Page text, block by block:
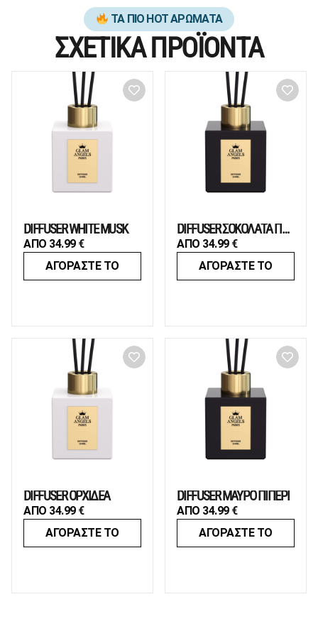
ΤΑ ΠΙΟ HOT ΑΡΩΜΑΤΑ
ΣΧΕΤΙΚΑ ΠΡΟΪΟΝΤΑ
DIFFUSER WHITE MUSK
ΑΠΟ 34.99 €
ΑΓΟΡΑΣΤΕ ΤΟ
DIFFUSER ΣΟΚΟΛΑΤΑ ΠΡΑΛΙΝΑ
ΑΠΟ 34.99 €
ΑΓΟΡΑΣΤΕ ΤΟ
DIFFUSER ΟΡΧΙΔΕΑ
ΑΠΟ 34.99 €
ΑΓΟΡΑΣΤΕ ΤΟ
DIFFUSER ΜΑΥΡΟ ΠΙΠΕΡΙ
ΑΠΟ 34.99 €
ΑΓΟΡΑΣΤΕ ΤΟ